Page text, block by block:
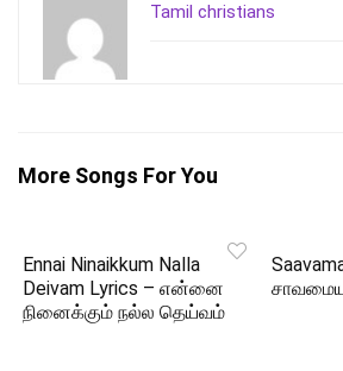
Tamil christians
More Songs For You
Ennai Ninaikkum Nalla
Deivam Lyrics – என்னை
நினைக்கும் நல்ல தெய்வம்